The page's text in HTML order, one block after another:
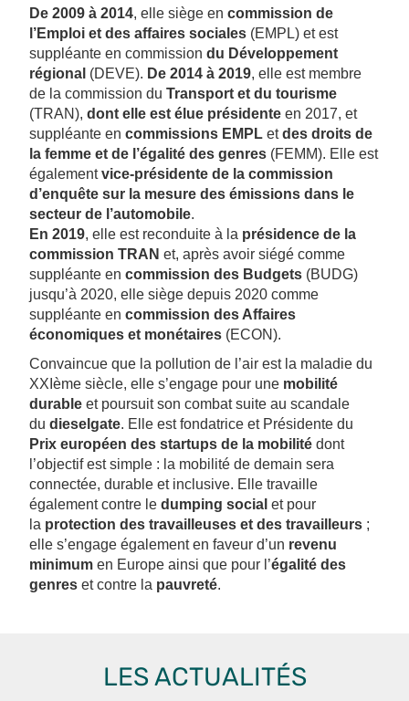
De 2009 à 2014, elle siège en commission de
l’Emploi et des affaires sociales (EMPL) et est
suppléante en commission du Développement
régional (DEVE). De 2014 à 2019, elle est membre
de la commission du Transport et du tourisme
(TRAN), dont elle est élue présidente en 2017, et
suppléante en commissions EMPL etdes droits de
la femme et de l’égalité des genres (FEMM). Elle est
égalementvice-présidente de la commission
d’enquête sur la mesure des émissions dans le
secteur de l’automobile.
En 2019, elle est reconduite à la présidence de la
commission TRAN et, après avoir siégé comme
suppléante en commission des Budgets (BUDG)
jusqu’à 2020, elle siège depuis 2020 comme
suppléante en commission des Affaires
économiques et monétaires (ECON).
Convaincue que la pollution de l’air est la maladie du
XXIème siècle, elle s’engage pour une mobilité
durable et poursuit son combat suite au scandale
du dieselgate. Elle est fondatrice et Présidente du
Prix européen des startups de la mobilité dont
l’objectif est simple : la mobilité de demain sera
connectée, durable et inclusive. Elle travaille
également contre le dumping social et pour
la protection des travailleuses et des travailleurs ;
elle s’engage également en faveur d’un revenu
minimum en Europe ainsi que pour l’égalité des
genres et contre la pauvreté.
LES ACTUALITÉS